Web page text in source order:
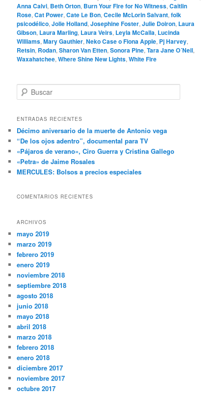
Anna Calvi, Beth Orton, Burn Your Fire for No Witness,Caitlin
Rose,Cat Power,Cate Le Bon,Cecile McLorin Salvant,folk
psicodélico,Jolie Holland,Josephine Foster,Julie Doiron, Laura
Gibson, Laura Marling, Laura Veirs, Leyla McCalla, Lucinda
Williams,Mary Gauthier,Neko Case o Fiona Apple, Pj Harvey,
Retsin, Rodan,Sharon Van Etten,Sonora Pine,Tara Jane O´Neil,
Waxahatchee,Where Shine New Lights,White Fire
u
c
r
ENTRADAS RECIENTES
Décimo aniversario de la muerte de Antonio vega
“De los ojos adentro”, documental para TV
«Pájaros de verano», Ciro Guerra y Cristina Gallego
«Petra» de Jaime Rosales
MERCULES: Bolsos a precios especiales
COMENTARIOS RECIENTES
ARCHIVOS
mayo 2019
marzo 2019
febrero 2019
enero 2019
noviembre 2018
septiembre 2018
agosto 2018
junio 2018
mayo 2018
abril 2018
marzo 2018
febrero 2018
enero 2018
diciembre 2017
noviembre 2017
octubre 2017